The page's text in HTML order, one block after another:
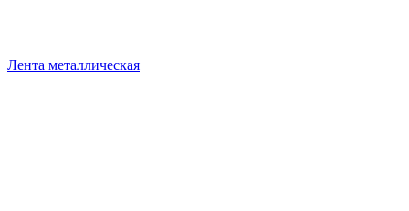
Лента металлическая